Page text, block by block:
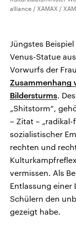
alliance / XAMAX /
Jüngstes
Venus-Statue
Vorwurfs der
Zusammenhang
Bildersturms.
„Shitstorm“,
– Zitat –
sozialistischer
rechten und
vermissen. Als
Entlassung einer
Schülern den
gezeigt habe.